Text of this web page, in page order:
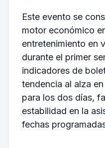
Este evento se
motor económico
entretenimiento en
durante el primer
indicadores de
tendencia al alza
para los dos días,
estabilidad en la
fechas